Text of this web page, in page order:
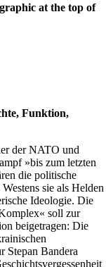
at the top of
Funktion,
der NATO und
»bis zum letzten
die politische
sie als Helden
Ideologie. Die
soll zur
beigetragen: Die
Stepan Bandera